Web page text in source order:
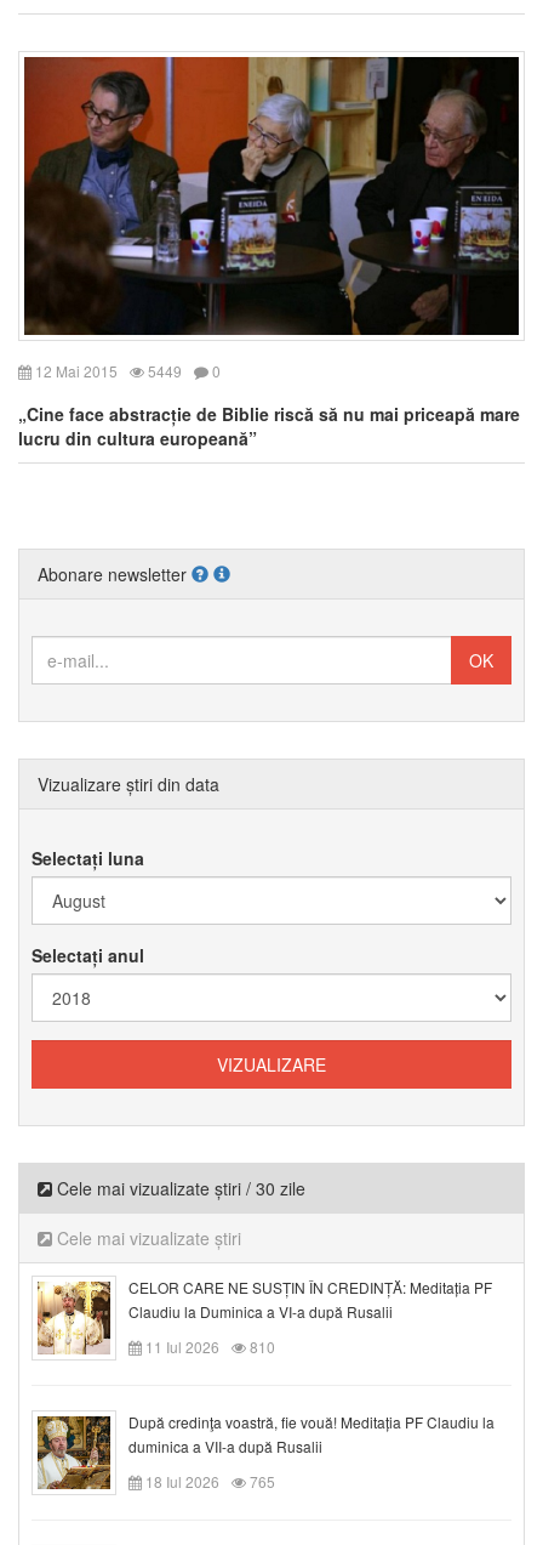
12 Mai 2015 5449 0
„Cine face abstracție de Biblie riscă să nu mai priceapă mare
lucru din cultura europeană”
Abonare newsletter
Vizualizare știri din data
Selectați luna
Selectați anul
Cele mai vizualizate știri / 30 zile
Cele mai vizualizate știri
CELOR CARE NE SUSȚIN ÎN CREDINȚĂ: Meditația PF
Claudiu la Duminica a VI-a după Rusalii
11 Iul 2026
810
După credinţa voastră, fie vouă! Meditația PF Claudiu la
duminica a VII-a după Rusalii
18 Iul 2026
765